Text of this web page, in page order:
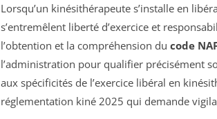
Lorsqu’un kinésithérapeute s’installe en
s’entremêlent liberté d’exercice et
l’obtention et la compréhension du code
l’administration pour qualifier précisément
aux spécificités de l’exercice libéral en
réglementation kiné 2025 qui demande